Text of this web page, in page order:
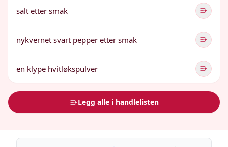
salt etter smak
nykvernet svart pepper etter smak
en klype hvitløkspulver
Legg alle i handlelisten